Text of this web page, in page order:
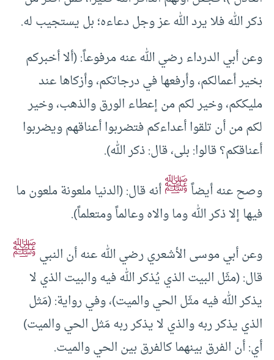
ذكر الله فلا يرد الله عز وجل دعاءه؛ بل يستجيب له.
وعن أبي الدرداء رضي الله عنه مرفوعاً: (ألا أخبركم
بخير أعمالكم، وأرفعها في درجاتكم، وأزكاها عند
مليككم، وخير لكم من إعطاء الورق والذهب، وخير
لكم من أن تلقوا أعداءكم فتضربوا أعناقهم ويضربوا
أعناقكم؟ قالوا: بلى، قال: ذكر الله).
وصح عنه أيضاًﷺأنه قال: (الدنيا ملعونة ملعون ما
فيها إلا ذكر الله وما والاه وعالماً ومتعلماً).
وعن أبي موسى الأشعري رضي الله عنه أن النبيﷺ
قال: (مثَل البيت الذي يُذكر الله فيه والبيت الذي لا
يذكر الله فيه مثَل الحي والميت)، وفي رواية: (مَثل
الذي يذكر ربه والذي لا يذكر ربه مَثل الحي والميت)
أي: أن الفرق بينهما كالفرق بين الحي والميت.